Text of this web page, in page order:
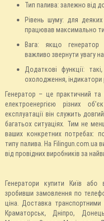
Тип палива: залежно від
Рівень шуму: для
працював максимально
Вага: якщо генератор
важливо звернути увагу
Додаткові функції:
охолодження, індикатори
Генератор – це практичний та
електроенергією різних
експлуатації він служить
багатьох ситуаціях. Тим не
ваших конкретних потребах:
типу палива. На Filingun.com.ua
від провідних виробників за
Генератори купити Київ або
зробивши замовлення по
ціна. Доставка транспортними
Краматорськ, Дніпро,